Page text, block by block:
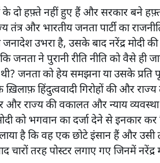
के दो हफ़्ते नहीं हुए हैं और सरकार बने
तंत्र और भारतीय जनता पार्टी का
उभरा है, उसके बाद नरेंद्र मोदी
जनता ने पुरानी रीति नीति को वैसे ही
थी? जनता को हेय समझना या उसके प्रति
हिंदुत्ववादी गिरोहों की और
और राज्य की वकालत और न्याय
को भगवान का दर्जा देने से इनकार
है कि वह एक छोटे इंसान हैं और उसी
चारों तरह पोस्टर लगाए गए जिनमें नरेंद्र